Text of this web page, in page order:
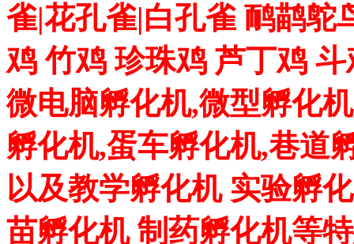
雀|花孔雀|白孔雀 鸸鹋鸵
鸡 竹鸡 珍珠鸡 芦丁鸡
微电脑孵化机,微型孵化
孵化机,蛋车孵化机,巷道
以及教学孵化机 实验孵
苗孵化机 制药孵化机等